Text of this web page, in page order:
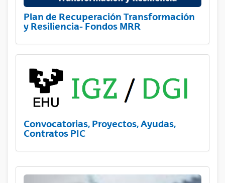
Plan de Recuperación Transformación
y Resiliencia- Fondos MRR
Convocatorias, Proyectos, Ayudas,
Contratos PIC